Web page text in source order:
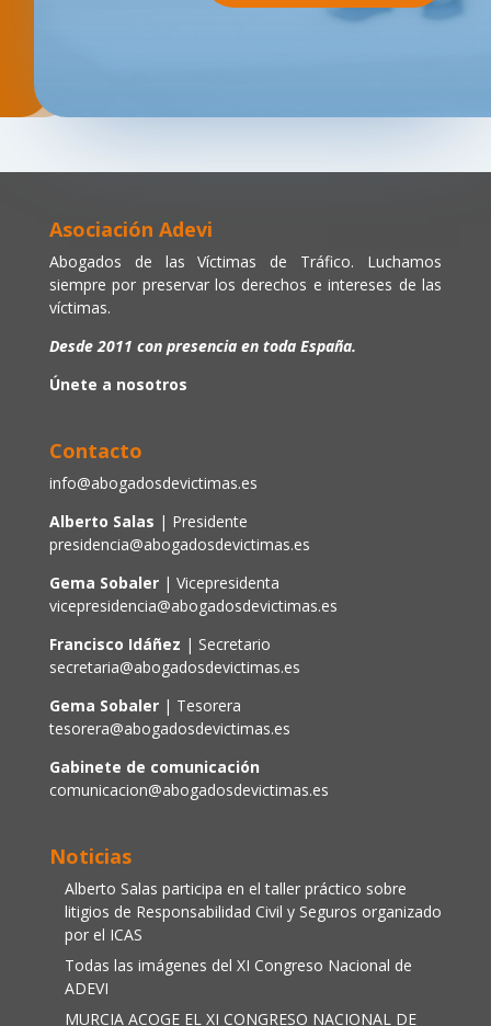
Asociación Adevi
Abogados de las Víctimas de Tráfico. Luchamos
siempre por preservar los derechos e intereses de las
víctimas.
Desde 2011 con presencia en toda España.
Únete a nosotros
Contacto
info@abogadosdevictimas.es
Alberto Salas | Presidente
presidencia@abogadosdevictimas.es
Gema Sobaler | Vicepresidenta
vicepresidencia@abogadosdevictimas.es
Francisco Idáñez | Secretario
secretaria@abogadosdevictimas.es
Gema Sobaler| Tesorera
tesorera@abogadosdevictimas.es
Gabinete de comunicación
comunicacion@abogadosdevictimas.es
Noticias
Alberto Salas participa en el taller práctico sobre
litigios de Responsabilidad Civil y Seguros organizado
por el ICAS
Todas las imágenes del XI Congreso Nacional de
ADEVI
MURCIA ACOGE EL XI CONGRESO NACIONAL DE